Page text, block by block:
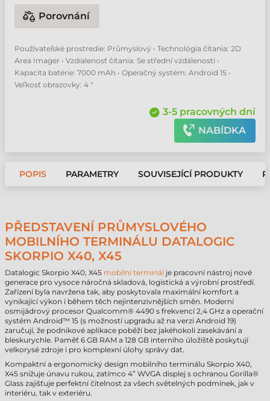
Porovnání
Používateľské prostredie: Průmyslový • Technológia čítania: 2D
Area Imager • Vzdialenosť čítania: Se střední vzdáleností •
Kapacita batérie: 7000 mAh • Operačný systém: Android 15 •
Veľkosť obrazovky: 4 "
3-5 pracovných dní
NABÍDKA
POPIS PARAMETRY SOUVISEJÍCÍ PRODUKTY
PŘEDSTAVENÍ PRŮMYSLOVÉHO
MOBILNÍHO TERMINÁLU DATALOGIC
SKORPIO X40, X45
Datalogic Skorpio X40, X45 mobilní terminál je pracovní nástroj nové
generace pro vysoce náročná skladová, logistická a výrobní prostředí.
Zařízení byla navržena tak, aby poskytovala maximální komfort a
vynikající výkon i během těch nejintenzivnějších směn. Moderní
osmijádrový procesor Qualcomm® 4490 s frekvencí 2,4 GHz a operační
systém Android™ 15 (s možností upgradu až na verzi Android 19)
zaručují, že podnikové aplikace poběží bez jakéhokoli zasekávání a
bleskurychle. Paměť 6 GB RAM a 128 GB interního úložiště poskytují
velkorysé zdroje i pro komplexní úlohy správy dat.
Kompaktní a ergonomický design mobilního terminálu Skorpio X40,
X45 snižuje únavu rukou, zatímco 4” WVGA displej s ochranou Gorilla®
Glass zajišťuje perfektní čitelnost za všech světelných podmínek, jak v
interiéru, tak v exteriéru.